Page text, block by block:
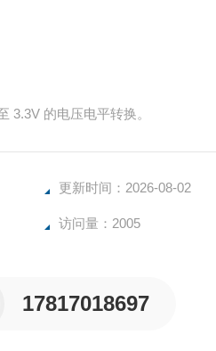
3.3V 的电压电平转换。
更新时间：2026-08-02
访问量：2005
17817018697